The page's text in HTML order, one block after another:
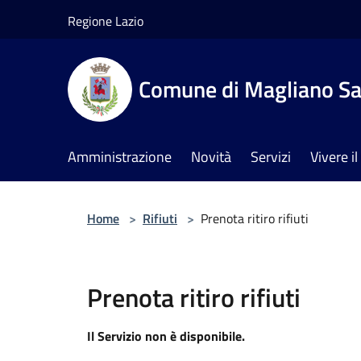
Regione Lazio
Comune di Magliano
Amministrazione Novità Servizi Vivere
Home > Rifiuti > Prenota ritiro rifiuti
Prenota ritiro rifiuti
Il Servizio non è disponibile.